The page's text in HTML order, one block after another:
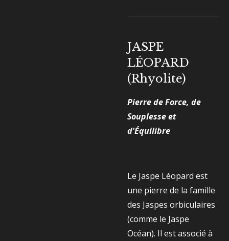
JASPE
LÉOPARD
(Rhyolite)
Pierre de Force, de
Souplesse et
d'Équilibre
Le Jaspe Léopard est
une pierre de la famille
des Jaspes orbiculaires
(comme le Jaspe
Océan). Il est associé à